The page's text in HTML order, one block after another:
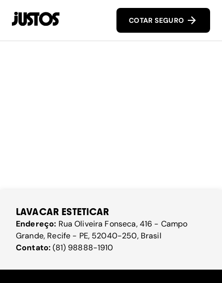
COTAR SEGURO
LAVACAR ESTETICAR
Endereço: Rua Oliveira Fonseca, 416 - Campo
Grande, Recife - PE, 52040-250, Brasil
Contato:(81) 98888-1910